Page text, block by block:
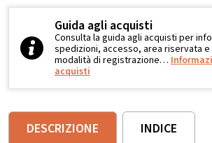
Guida agli acquisti
Consulta la guida agli acquisti per
spedizioni, accesso, area riservata
modalità di registrazione…
acquisti
DESCRIZIONE INDICE